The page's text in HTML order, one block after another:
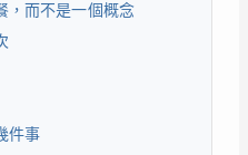
，而不是一個概念
件事